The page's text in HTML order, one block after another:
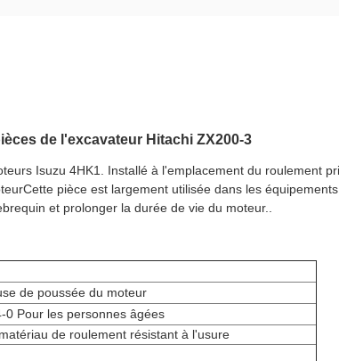
de l'excavateur Hitachi ZX200-3
Isuzu 4HK1. Installé à l'emplacement du roulement
pièce est largement utilisée dans les
et prolonger la durée de vie du moteur..
de poussée du moteur
0 Pour les personnes âgées
de roulement résistant à l'usure